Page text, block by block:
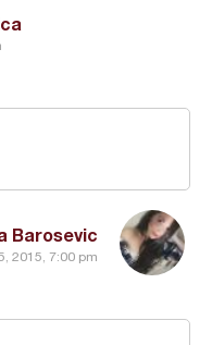
Barosevic
2015, 7:00 pm